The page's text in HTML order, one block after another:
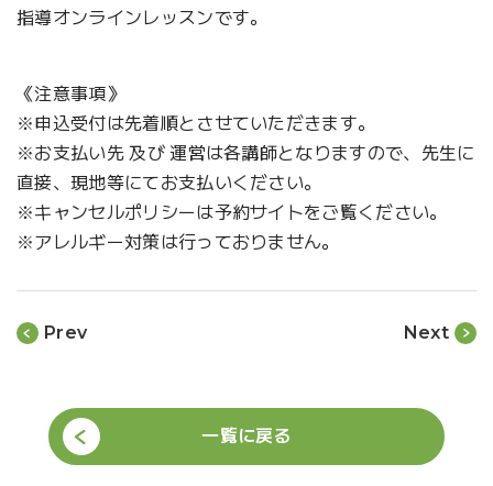
指導オンラインレッスンです。
《注意事項》
※申込受付は先着順とさせていただきます。
※お支払い先 及び 運営は各講師となりますので、先生に
直接、現地等にてお支払いください。
※キャンセルポリシーは予約サイトをご覧ください。
※アレルギー対策は行っておりません。
Prev Next
一覧に戻る